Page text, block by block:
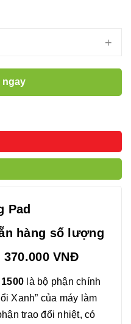
+
ngay
Pad
hàng số lượng
VNĐ
là bộ phận chính
Xanh” của máy làm
trao đổi nhiệt, có